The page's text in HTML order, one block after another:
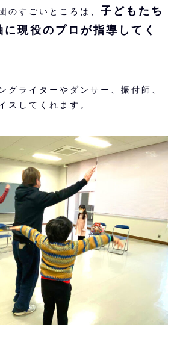
のすごいところは、 子どもたち
現役のプロが指導してく
グライターやダンサー、振付師、
スしてくれます。